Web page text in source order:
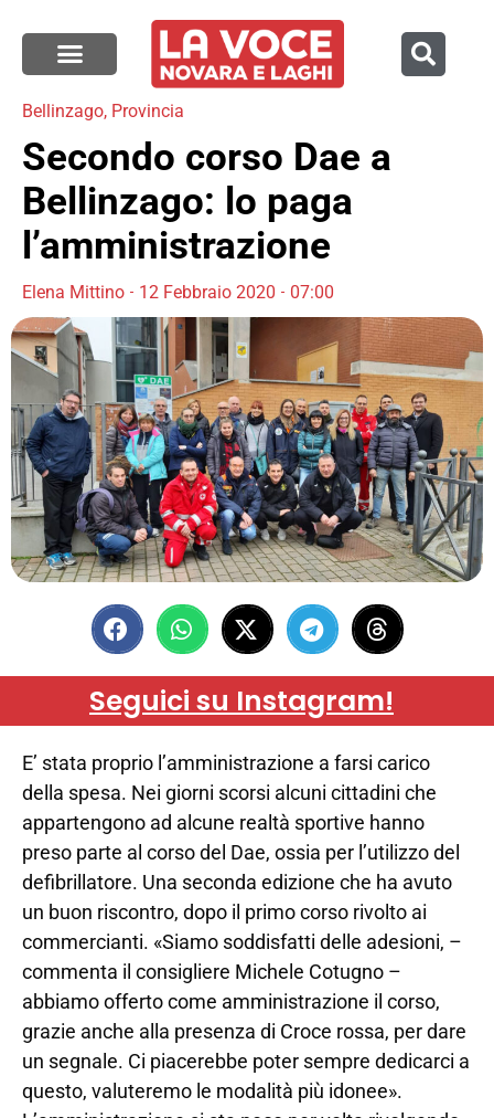
Bellinzago, Provincia
Secondo corso Dae a
Bellinzago: lo paga
l’amministrazione
Elena Mittino 12 Febbraio 2020 07:00
Seguici su Instagram!
E’ stata proprio l’amministrazione a farsi carico
della spesa. Nei giorni scorsi alcuni cittadini che
appartengono ad alcune realtà sportive hanno
preso parte al corso del Dae, ossia per l’utilizzo del
defibrillatore. Una seconda edizione che ha avuto
un buon riscontro, dopo il primo corso rivolto ai
commercianti. «Siamo soddisfatti delle adesioni, –
commenta il consigliere Michele Cotugno –
abbiamo offerto come amministrazione il corso,
grazie anche alla presenza di Croce rossa, per dare
un segnale. Ci piacerebbe poter sempre dedicarci a
questo, valuteremo le modalità più idonee».